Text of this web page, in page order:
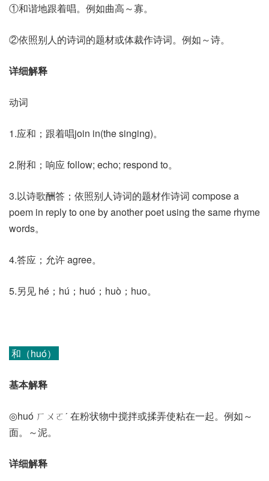
①和谐地跟着唱。例如曲高～寡。
②依照别人的诗词的题材或体裁作诗词。例如～诗。
详细解释
动词
1.应和；跟着唱join in(the singing)。
2.附和；响应 follow; echo; respond to。
3.以诗歌酬答；依照别人诗词的题材作诗词 compose a
poem in reply to one by another poet using the same rhyme
words。
4.答应；允许 agree。
5.另见 hé；hú；huó；huò；huo。
和（huó）
基本解释
◎huó ㄏㄨㄛˊ 在粉状物中搅拌或揉弄使粘在一起。例如～
面。～泥。
详细解释